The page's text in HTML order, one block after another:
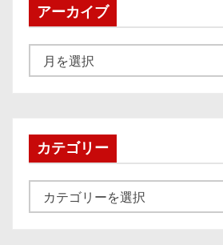
アーカイブ
ー
ブカテゴリー
テ